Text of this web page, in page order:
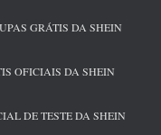
GRÁTIS DA SHEIN
OFICIAIS DA SHEIN
DE TESTE DA SHEIN